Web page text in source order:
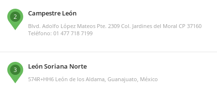
2 Campestre León
Blvd. Adolfo López Mateos Pte. 2309 Col. Jardines del Moral CP 37160
Teléfono: 01 477 718 7199
3 León Soriana Norte
574R+HH6 León de los Aldama, Guanajuato, México